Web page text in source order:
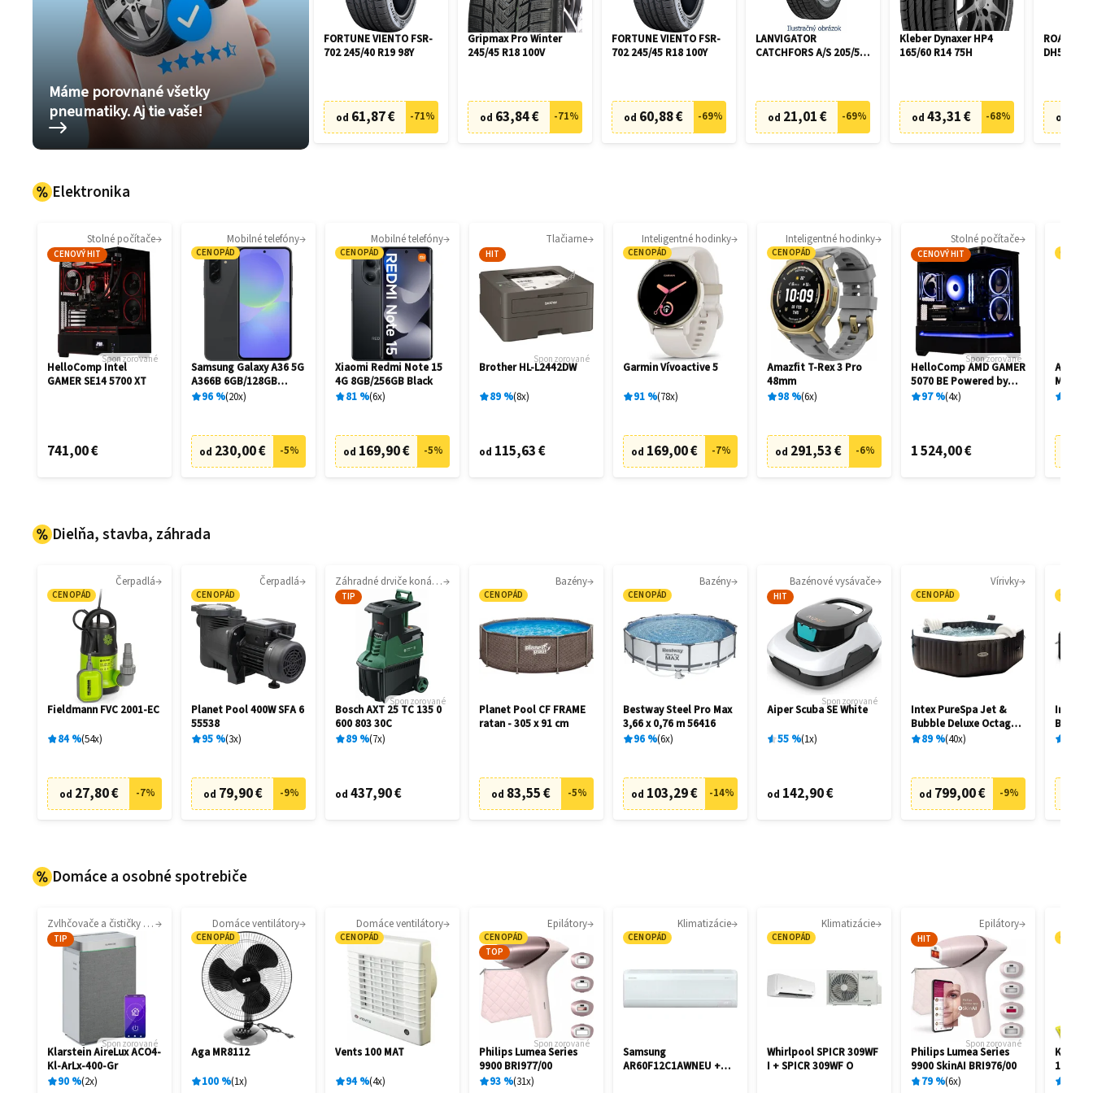
Máme porovnané všetky
pneumatiky. Aj tie vaše!
FORTUNE VIENTO FSR-
702 245/40 R19 98Y
od 61,87 € -71%
Gripmax Pro Winter
245/45 R18 100V
od 63,84 € -71%
FORTUNE VIENTO FSR-
702 245/45 R18 100Y
od 60,88 € -69%
LANVIGATOR
CATCHFORS A/S 205/55
od 21,01 € -69%
Kleber Dynaxer HP4
165/60 R14 75H
od 43,31 € -68%
ROADX
DH51
od
Elektronika
Stolné počítače
CENOVÝ HIT
Sponzorované
HelloComp Intel
GAMER SE14 5700 XT
741,00 €
Mobilné telefóny
CENOPÁD
Samsung Galaxy A36 5G
A366B 6GB/128GB
Awesome Black
96 % 20x
od 230,00 € -5%
Mobilné telefóny
CENOPÁD
Xiaomi Redmi Note 15
4G 8GB/256GB Black
81 % 6x
od 169,90 € -5%
Tlačiarne
HIT
Sponzorované
Brother HL-L2442DW
89 % 8x
od 115,63 €
Inteligentné hodinky
CENOPÁD
Garmin Vívoactive 5
91 % 78x
od 169,00 € -7%
Inteligentné hodinky
CENOPÁD
Amazfit T-Rex 3 Pro
48mm
98 % 6x
od 291,53 € -6%
Stolné počítače
CENOVÝ HIT
Sponzorované
HelloComp AMD GAMER
5070 BE Powered by
ASUS
97% 4x
1 524,00 €
Apple
Dielňa, stavba, záhrada
Čerpadlá
CENOPÁD
Fieldmann FVC 2001-EC
84% 54x
od 27,80 € -7%
Čerpadlá
CENOPÁD
Planet Pool 400W SFA 6
55538
95 % 3x
od 79,90 € -9%
Záhradné drviče konárov
TIP
Sponzorované
Bosch AXT 25 TC 135 0
600 803 30C
89 % 7x
od 437,90 €
Bazény
CENOPÁD
Planet Pool CF FRAME
ratan - 305 x 91 cm
od 83,55 € -5%
Bazény
CENOPÁD
Bestway Steel Pro Max
3,66 x 0,76 m 56416
96 % 6x
od 103,29 € -14%
Bazénové vysávače
HIT
Sponzorované
Aiper Scuba SE White
55 % 1x
od 142,90 €
Vírivky
CENOPÁD
Intex PureSpa Jet &
Bubble Deluxe Octagon
28462
89 % 40x
od 799,00 € -9%
Intex
Bubble
28458
Domáce a osobné spotrebiče
Zvlhčovače a čističky vzduchu
TIP
Sponzorované
Klarstein AireLux ACO4-
Kl-ArLx-400-Gr
90 % 2x
Domáce ventilátory
CENOPÁD
Aga MR8112
100 % 1x
Domáce ventilátory
CENOPÁD
Vents 100 MAT
94% 4x
Epilátory
CENOPÁD
TOP
Sponzorované
Philips Lumea Series
9900 BRI977/00
93 % 31x
Klimatizácie
CENOPÁD
Samsung
AR60F12C1AWNEU +
Klimatizácie
CENOPÁD
Whirlpool SPICR 309WF
I + SPICR 309WF O
Epilátory
HIT
Sponzorované
Philips Lumea Series
9900 SkinAI BRI976/00
79 % 6x
1.081-